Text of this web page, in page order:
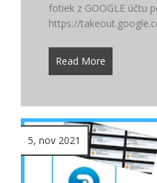
fotiek z GOOGLE účtu
https://
Read More
5, nov 2021